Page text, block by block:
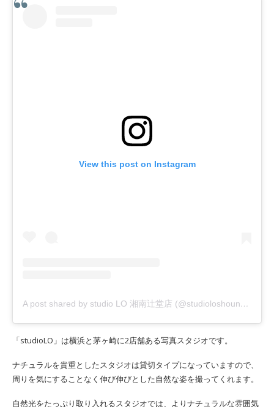
View this post on Instagram
A post shared by studio LO 湘南辻堂店 (@studioloshounan)
「studioLO」は横浜と茅ヶ崎に2店舗ある写真スタジオです。
ナチュラルを貴重としたスタジオは貸切タイプになっていますので、
周りを気にすることなく伸び伸びとした自然な姿を撮ってくれます。
自然光をたっぷり取り入れるスタジオでは、よりナチュラルな雰囲気